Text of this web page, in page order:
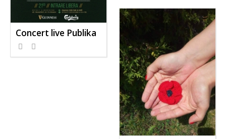
Concert live Publika